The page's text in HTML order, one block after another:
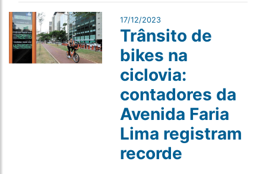
17/12/2023
Trânsito de
bikes na
ciclovia:
contadores da
Avenida Faria
Lima registram
recorde